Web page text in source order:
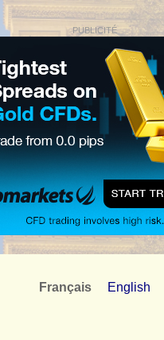
PUBLICITÉ
Français English